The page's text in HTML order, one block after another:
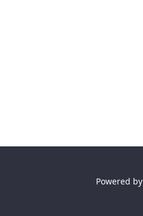
Powered by